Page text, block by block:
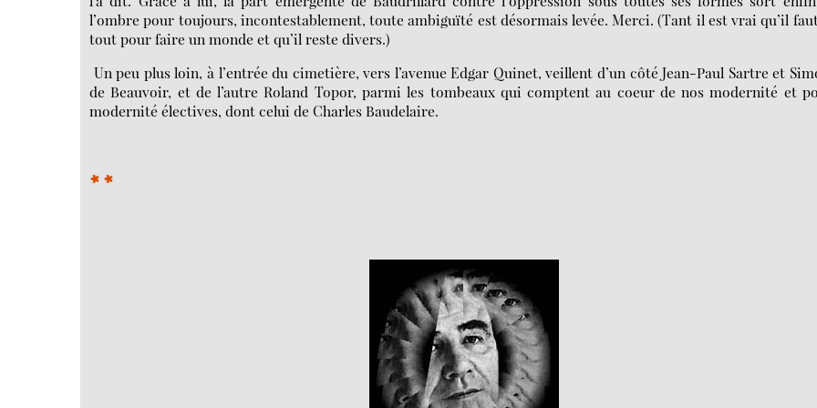
l’ombre pour toujours, incontestablement, toute ambiguïté est désormais levée. Merci. (Tant il est vrai qu’il
tout pour faire un monde et qu’il reste divers.)
Un peu plus loin, à l’entrée du cimetière, vers l’avenue Edgar Quinet, veillent d’un côté Jean-Paul Sartre et
de Beauvoir, et de l’autre Roland Topor, parmi les tombeaux qui comptent au coeur de nos modernité et
modernité électives, dont celui de Charles Baudelaire.
* *